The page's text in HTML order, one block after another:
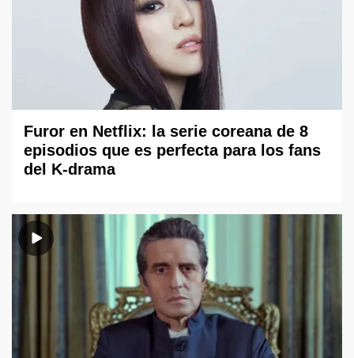
Furor en Netflix: la serie coreana de 8
episodios que es perfecta para los fans
del K-drama